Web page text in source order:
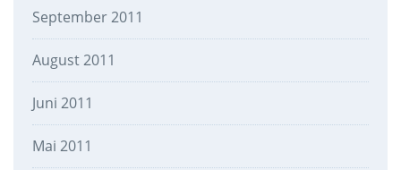
September 2011
August 2011
Juni 2011
Mai 2011